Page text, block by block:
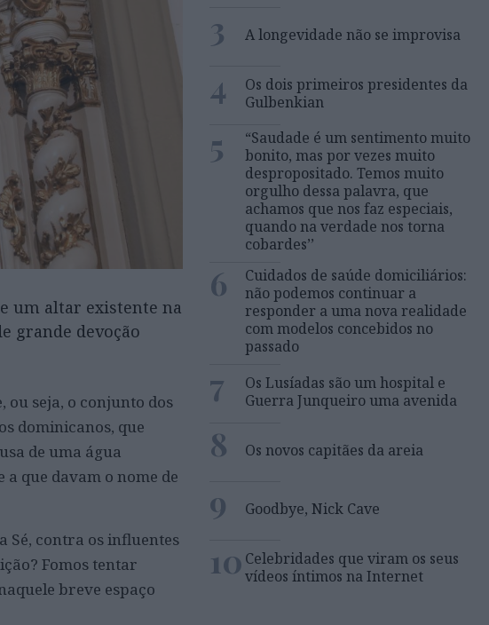
um altar existente na
grande devoção
ou seja, o conjunto dos
dominicanos, que
de uma água
que davam o nome de
Sé, contra os influentes
Fomos tentar
breve espaço
3 A longevidade não se improvisa
4
Os dois primeiros presidentes da
Gulbenkian
5
“Saudade é um sentimento muito
bonito, mas por vezes muito
despropositado. Temos muito
orgulho dessa palavra, que
achamos que nos faz especiais,
quando na verdade nos torna
cobardes’’
6
Cuidados de saúde domiciliários:
não podemos continuar a
responder a uma nova realidade
com modelos concebidos no
passado
7
Os Lusíadas são um hospital e
Guerra Junqueiro uma avenida
8 Os novos capitães da areia
9 Goodbye, Nick Cave
10 Celebridades que viram os seus
vídeos íntimos na Internet